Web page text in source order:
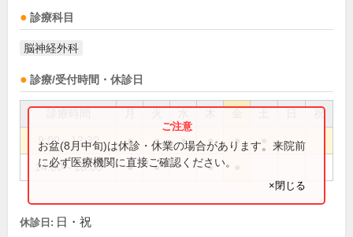
診療科目
脳神経外科
診療/受付時間・休診日
祝
9:00～12:30 ● ● ● ● ●
14:00～18:00 ● ● ●
お盆(8月中旬)は休診・休業の場合があります。来院前
に必ず医療機関に直接ご確認ください。
×閉じる
休診日: 日・祝